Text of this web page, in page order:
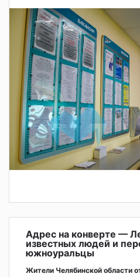
Адрес на конверте —
известных людей и
южноуральцы
Жители Челябинской области